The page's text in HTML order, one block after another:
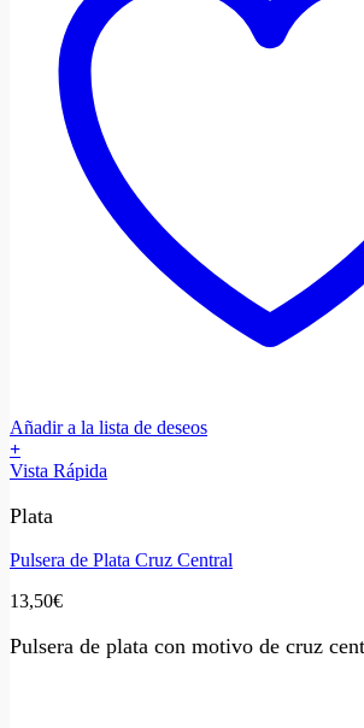
Añadir a la lista de deseos
+
Vista Rápida
Plata
Pulsera de Plata Cruz Central
13,50€
Pulsera de plata con motivo de cruz